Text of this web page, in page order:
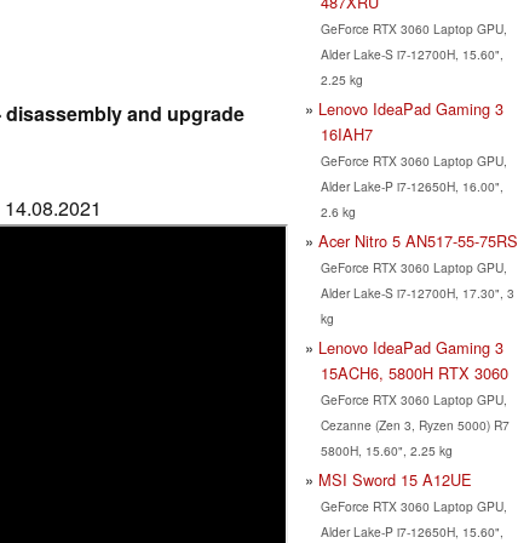
disassembly and upgrade
GeForce RTX 3060 Laptop GPU,
Alder Lake-S i7-12700H, 15.60",
2.25 kg
Lenovo IdeaPad Gaming 3
16IAH7
GeForce RTX 3060 Laptop GPU,
Alder Lake-P i7-12650H, 16.00",
2.6 kg
Acer Nitro 5 AN517-55-75RS
GeForce RTX 3060 Laptop GPU,
Alder Lake-S i7-12700H, 17.30", 3
kg
Lenovo IdeaPad Gaming 3
15ACH6, 5800H RTX 3060
GeForce RTX 3060 Laptop GPU,
Cezanne (Zen 3, Ryzen 5000) R7
5800H, 15.60", 2.25 kg
MSI Sword 15 A12UE
GeForce RTX 3060 Laptop GPU,
Alder Lake-P i7-12650H, 15.60",